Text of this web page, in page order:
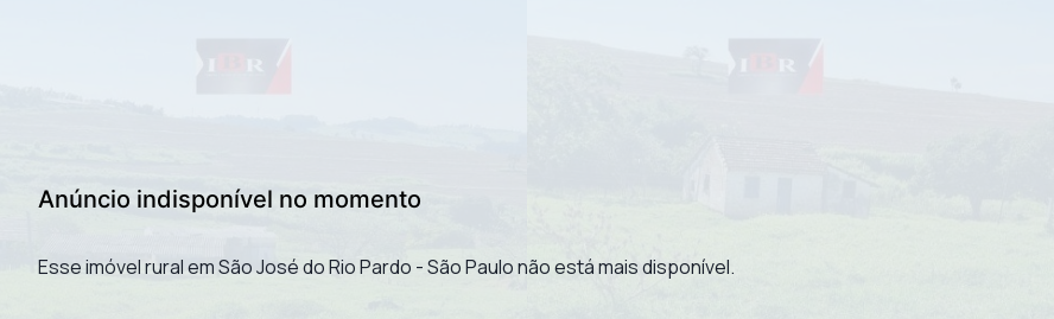
Anúncio indisponível no momento
Esse imóvel rural em São José do Rio Pardo - São Paulo não está mais disponível.